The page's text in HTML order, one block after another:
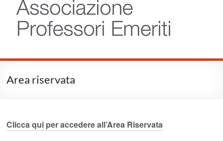
Area riservata
Clicca qui per accedere all’Area Riservata